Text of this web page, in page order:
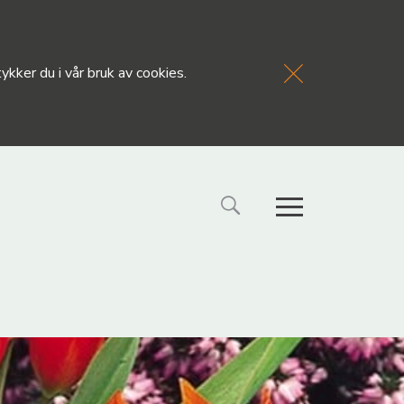
du i vår bruk av cookies.